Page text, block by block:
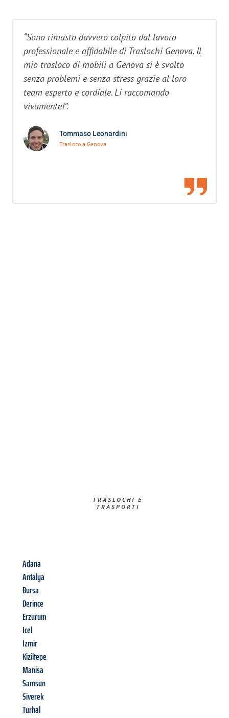
“Sono rimasto davvero colpito dal lavoro
professionale e affidabile di Traslochi Genova. Il
mio trasloco di mobili a Genova si è svolto
senza problemi e senza stress grazie al loro
team esperto e cordiale. Li raccomando
vivamente!”.
Tommaso Leonardini
Trasloco a Genova
TRASLOCHI E
TRASPORTI​
Adana
Antalya
Bursa
Derince
Erzurum
Icel
Izmir
Kiziltepe
Manisa
Samsun
Siverek
Turhal